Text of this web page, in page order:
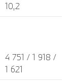
10,2
4 751 / 1 918 /
1 621